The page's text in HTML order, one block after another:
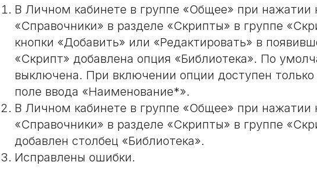
В Личном кабинете в группе «Общее» при нажатии
«Справочники» в разделе «Скрипты» в группе
кнопки «Добавить» или «Редактировать» в
«Скрипт» добавлена опция «Библиотека». По
выключена. При включении опции доступен
поле ввода «Наименование*».
В Личном кабинете в группе «Общее» при нажатии
«Справочники» в разделе «Скрипты» в группе
добавлен столбец «Библиотека».
Исправлены ошибки.